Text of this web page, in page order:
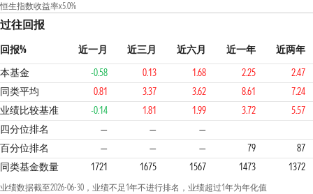
恒生指数收益率x5.0%
过往回报
回报% 近一月 近三月 近六月 近一年
近两年
本基金
-0.58 0.13 1.68 2.25
2.47
同类平均
0.81 3.37 3.62 8.61
7.24
业绩比较基准
-0.14 1.81 1.99 3.72
5.57
四分位排名
— — —
4 4 4
百分位排名 — — — 79
87
同类基金数量
1721 1675 1567 1473 1372
业绩数据截至2026-06-30，业绩不足1年不进行排名，业绩超过1年为年化值